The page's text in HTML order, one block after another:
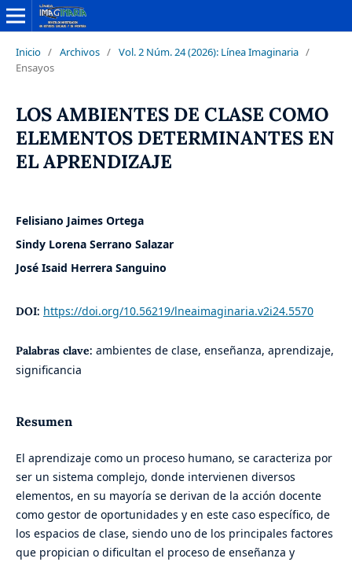
Inicio / Archivos / Vol. 2 Núm. 24 (2026): Línea Imaginaria /
Ensayos
LOS AMBIENTES DE CLASE COMO
ELEMENTOS DETERMINANTES EN
EL APRENDIZAJE
Felisiano Jaimes Ortega
Sindy Lorena Serrano Salazar
José Isaid Herrera Sanguino
DOI: https://doi.org/10.56219/lneaimaginaria.v2i24.5570
Palabras clave: ambientes de clase, enseñanza, aprendizaje,
significancia
Resumen
El aprendizaje como un proceso humano, se caracteriza por
ser un sistema complejo, donde intervienen diversos
elementos, en su mayoría se derivan de la acción docente
como gestor de oportunidades y en este caso específico, de
los espacios de clase, siendo uno de los principales factores
que propician o dificultan el proceso de enseñanza y